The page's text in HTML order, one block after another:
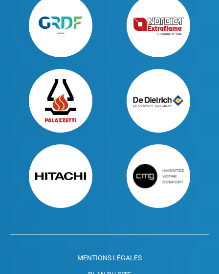
MENTIONS LÉGALES